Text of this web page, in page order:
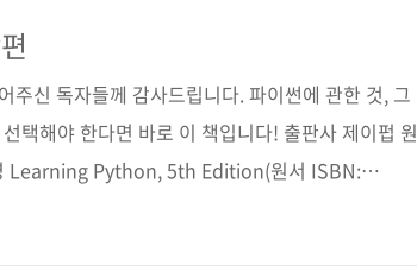
화분야 프로그래밍 / 파이썬 관련 사이트■ 아마
주신 독자들께 감사드립니다. 파이썬에 관한 것, 그
택해야 한다면 바로 이 책입니다! 출판사 제이펍 원
Learning Python, 5th Edition(원서 ISBN:
역자명 강성용, 조인중 출판일 2018년 3월 28일